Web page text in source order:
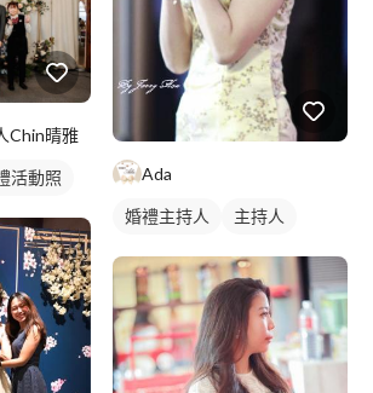
Chin晴雅
活動照 Ada
婚禮主持人 主持人